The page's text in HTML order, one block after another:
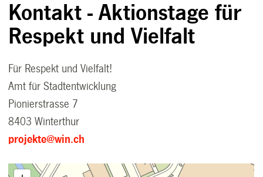
Kontakt - Aktionstage für
Respekt und Vielfalt
Für Respekt und Vielfalt!
Amt für Stadtentwicklung
Pionierstrasse 7
8403 Winterthur
projekte@win.ch